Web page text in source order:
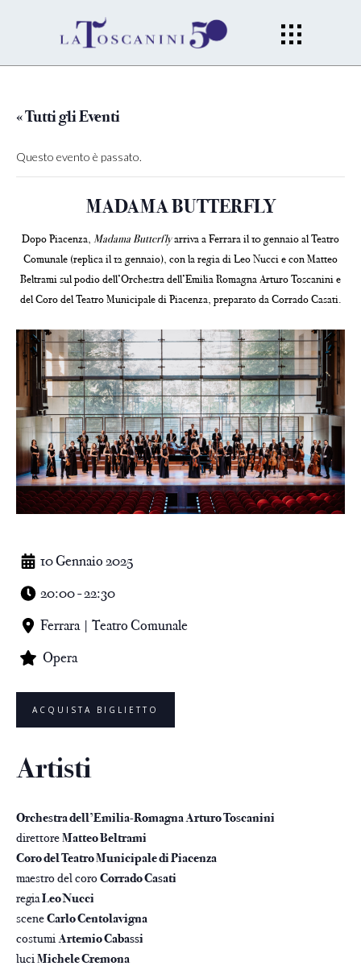
« Tutti gli Eventi
Questo evento è passato.
MADAMA BUTTERFLY
Dopo Piacenza, Madama Butterflyarriva a Ferrara il 10 gennaio al Teatro
Comunale (replica il 12 gennaio), con la regia di Leo Nucci e con Matteo
Beltrami sul podio dell’Orchestra dell’Emilia Romagna Arturo Toscanini e
del Coro del Teatro Municipale di Piacenza, preparato da Corrado Casati.
10 Gennaio 2025
20:00 - 22:30
Ferrara | Teatro Comunale
Opera
ACQUISTA BIGLIETTO
Artisti
Orchestra dell’Emilia-Romagna Arturo Toscanini
direttoreMatteo Beltrami
Coro del Teatro Municipale di Piacenza
maestro del coroCorrado Casati
regiaLeo Nucci
sceneCarlo Centolavigna
costumiArtemio Cabassi
luciMichele Cremona